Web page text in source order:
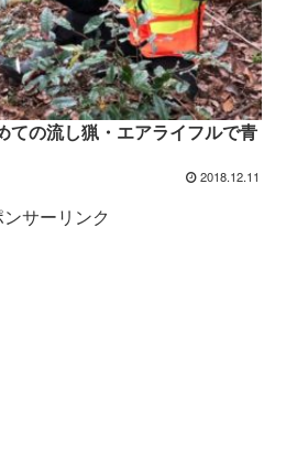
ての流し猟・エアライフルで青
2018.12.11
サーリンク